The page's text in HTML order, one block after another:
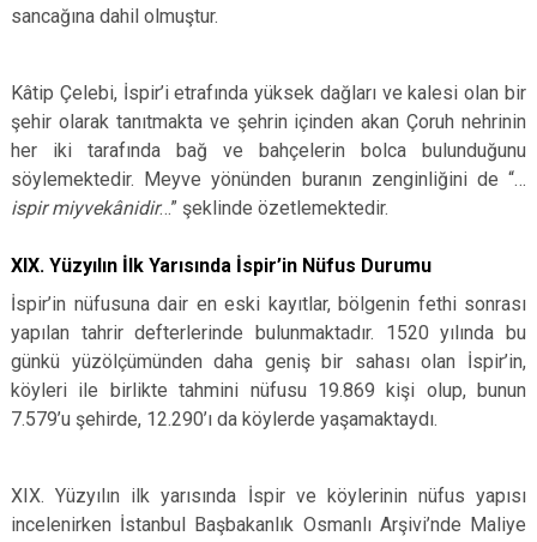
sancağına dahil olmuştur.
Kâtip Çelebi, İspir’i etrafında yüksek dağları ve kalesi olan bir
şehir olarak tanıtmakta ve şehrin içinden akan Çoruh nehrinin
her iki tarafında bağ ve bahçelerin bolca bulunduğunu
söylemektedir. Meyve yönünden buranın zenginliğini de “…
ispir miyvekânidir…” şeklinde özetlemektedir.
XIX. Yüzyılın İlk Yarısında İspir’in Nüfus Durumu
İspir’in nüfusuna dair en eski kayıtlar, bölgenin fethi sonrası
yapılan tahrir defterlerinde bulunmaktadır. 1520 yılında bu
günkü yüzölçümünden daha geniş bir sahası olan İspir’in,
köyleri ile birlikte tahmini nüfusu 19.869 kişi olup, bunun
7.579’u şehirde, 12.290’ı da köylerde yaşamaktaydı.
XIX. Yüzyılın ilk yarısında İspir ve köylerinin nüfus yapısı
incelenirken İstanbul Başbakanlık Osmanlı Arşivi’nde Maliye